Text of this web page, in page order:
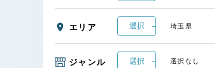
エリア 選択 埼玉県
ジャンル 選択 選択なし